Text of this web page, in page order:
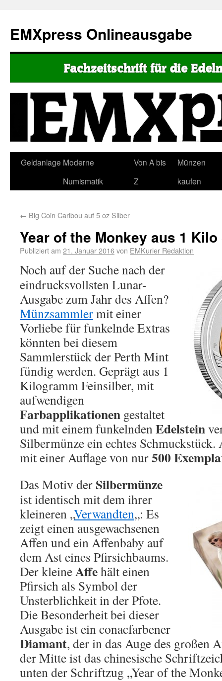
EMXpress Onlineausgabe
Geldanlage Moderne
Numismatik
Von A bis
Z
Münzen
kaufen
← Big Coin Caribou auf 5 oz Silber
Year of the Monkey aus 1
Publiziert am 21. Januar 2016von EMKurier Redaktion
Noch auf der Suche nach der
eindrucksvollsten Lunar-
Ausgabe zum Jahr des Affen?
Münzsammlermit einer
Vorliebe für funkelnde Extras
könnten bei diesem
Sammlerstück der Perth Mint
fündig werden. Geprägt aus 1
Kilogramm Feinsilber, mit
aufwendigen
Farbapplikationen gestaltet
und mit einem funkelndenEdelstein
Silbermünze ein echtes
mit einer Auflage von nur500
Das Motiv der Silbermünze
ist identisch mit dem ihrer
kleineren „Verwandten„: Es
zeigt einen ausgewachsenen
Affen und ein Affenbaby auf
dem Ast eines Pfirsichbaums.
Der kleineAffehält einen
Pfirsich als Symbol der
Unsterblichkeit in der Pfote.
Die Besonderheit bei dieser
Ausgabe ist ein conacfarbener
Diamant, der in das Auge des großen
der Mitte ist das chinesische
unten der Schriftzug „Year of the